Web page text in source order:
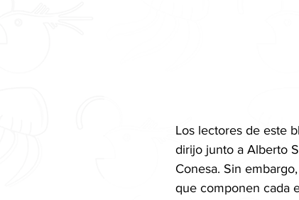
Los lectores de este
dirijo junto a Alberto
Conesa. Sin
que componen cada